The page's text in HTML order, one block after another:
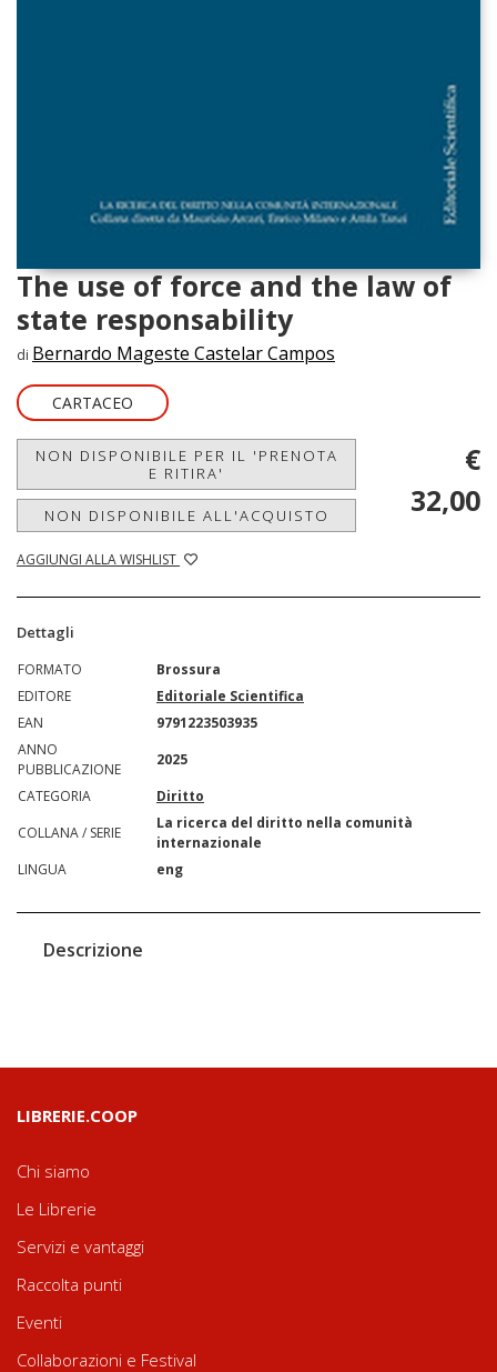
The use of force and the law of
state responsability
di Bernardo Mageste Castelar Campos
CARTACEO
NON DISPONIBILE PER IL 'PRENOTA
E RITIRA'
NON DISPONIBILE ALL'ACQUISTO
AGGIUNGI ALLA WISHLIST
€
32,00
Dettagli
FORMATO
Brossura
EDITORE
Editoriale Scientifica
EAN
9791223503935
ANNO
PUBBLICAZIONE
2025
CATEGORIA
Diritto
COLLANA / SERIE
La ricerca del diritto nella comunità
internazionale
LINGUA
eng
Descrizione
LIBRERIE.COOP
Chi siamo
Le Librerie
Servizi e vantaggi
Raccolta punti
Eventi
Collaborazioni e Festival